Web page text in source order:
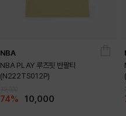
NBA
NBA PLAY 루즈핏 반팔티
(N222TS012P)
74% 10,000